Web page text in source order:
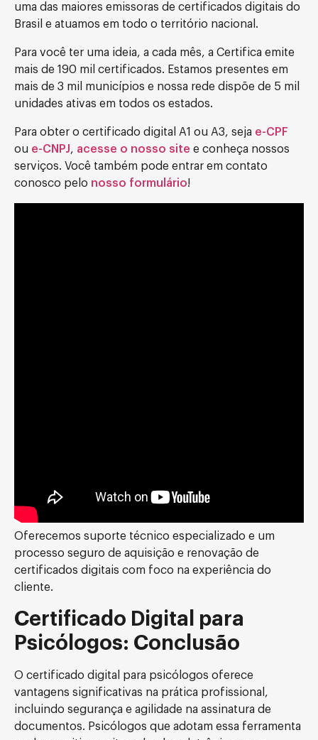
uma das maiores emissoras de certificados digitais do
Brasil e atuamos em todo o território nacional.
Para você ter uma ideia, a cada mês, a Certifica emite
mais de 190 mil certificados. Estamos presentes em
mais de 3 mil municípios e nossa rede dispõe de 5 mil
unidades ativas em todos os estados.
Para obter o certificado digital A1 ou A3, seja e-CPF
ou e-CNPJ, acesse o nosso site e conheça nossos
serviços. Você também pode entrar em contato
conosco pelo nosso formulário!
Oferecemos suporte técnico especializado e um
processo seguro de aquisição e renovação de
certificados digitais com foco na experiência do
cliente.
Certificado Digital para
Psicólogos: Conclusão
O certificado digital para psicólogos oferece
vantagens significativas na prática profissional,
incluindo segurança e agilidade na assinatura de
documentos. Psicólogos que adotam essa ferramenta